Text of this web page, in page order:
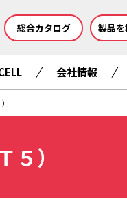
総合カタログ 製品
会社情報
）